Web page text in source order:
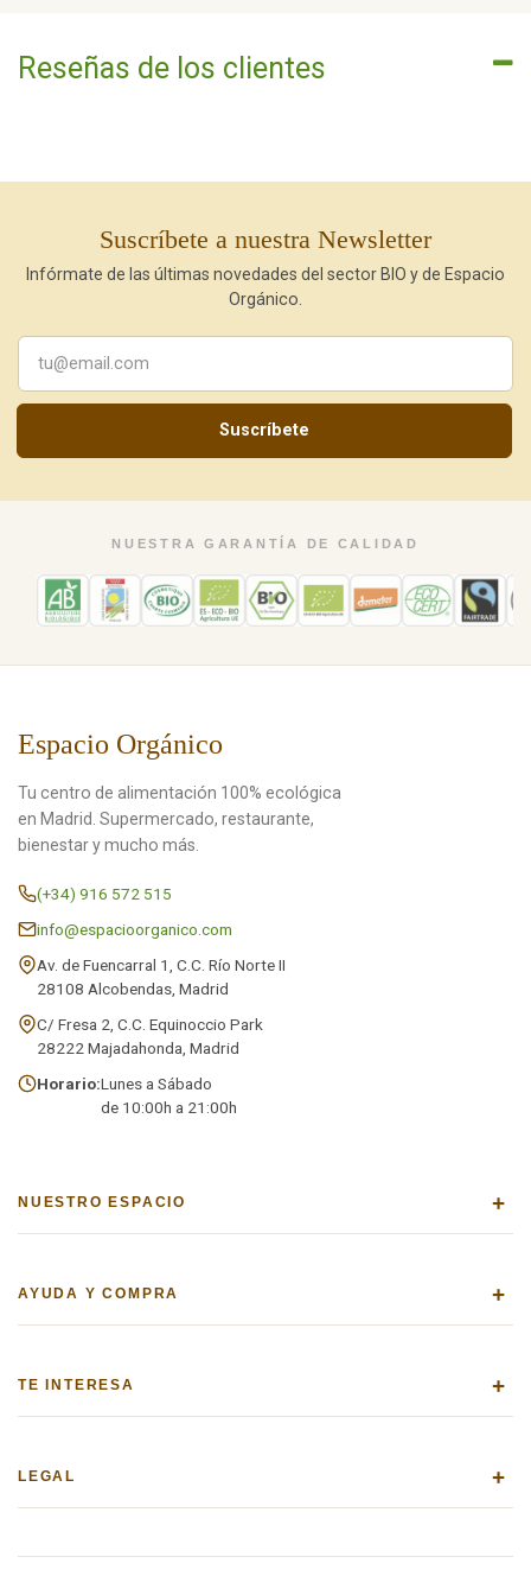
Reseñas de los clientes
Suscríbete a nuestra Newsletter
Infórmate de las últimas novedades del sector BIO y de Espacio
Orgánico.
Suscríbete
NUESTRA GARANTÍA DE CALIDAD
Espacio Orgánico
Tu centro de alimentación 100% ecológica
en Madrid. Supermercado, restaurante,
bienestar y mucho más.
(+34) 916 572 515
info@espacioorganico.com
Av. de Fuencarral 1, C.C. Río Norte II
28108 Alcobendas, Madrid
C/ Fresa 2, C.C. Equinoccio Park
28222 Majadahonda, Madrid
Horario:Lunes a Sábado
de 10:00h a 21:00h
NUESTRO ESPACIO +
AYUDA Y COMPRA +
TE INTERESA +
LEGAL +